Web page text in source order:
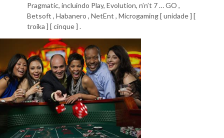
Pragmatic, incluindo Play, Evolution, n’n’t 7 … GO ,
Betsoft , Habanero , NetEnt , Microgaming [ unidade ] [
troika ] [ cinque ] .